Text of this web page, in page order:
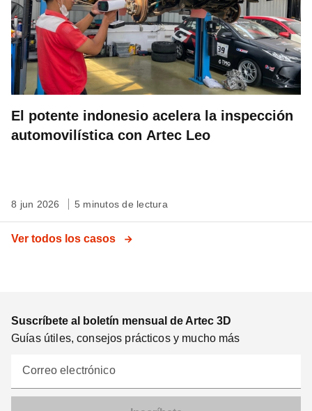
El potente indonesio acelera la inspección
automovilística con Artec Leo
8 jun 2026 5 minutos de lectura
Ver todos los casos
Suscríbete al boletín mensual de Artec 3D
Guías útiles, consejos prácticos y mucho más
Correo electrónico